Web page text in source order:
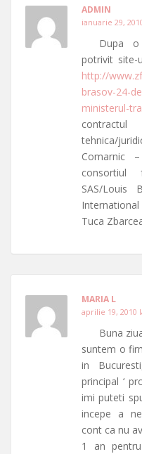
ADMIN
ianuarie 29,
Dupa
potrivit site-
http://
brasov-24-
ministerul-
tehnica/
Comarnic
SAS/Louis
Tuca
MARIA L
aprilie 19, 2010
Buna
suntem o
in
principal ‘
imi puteti
incepe a
cont ca nu
1 an